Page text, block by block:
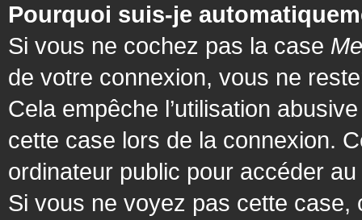
Pourquoi suis-je
Si vous ne cochez pas la case
de votre connexion, vous ne
Cela empêche l’utilisation
cette case lors de la connexion.
ordinateur public pour accéder
Si vous ne voyez pas cette case,